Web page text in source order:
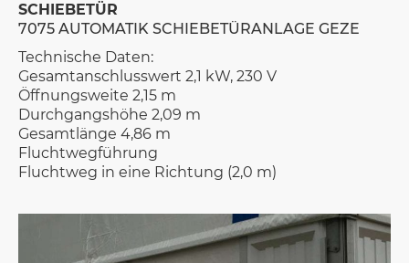
SCHIEBETÜR
7075 AUTOMATIK SCHIEBETÜRANLAGE GEZE
Technische Daten:
Gesamtanschlusswert 2,1 kW, 230 V
Öffnungsweite 2,15 m
Durchgangshöhe 2,09 m
Gesamtlänge 4,86 m
Fluchtwegführung
Fluchtweg in eine Richtung (2,0 m)